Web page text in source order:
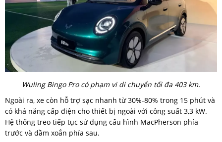
Wuling Bingo Pro có phạm vi di chuyển tối đa 403 km.
Ngoài ra, xe còn hỗ trợ sạc nhanh từ 30%-80% trong 15 phút và
có khả năng cấp điện cho thiết bị ngoài với công suất 3,3 kW.
Hệ thống treo tiếp tục sử dụng cấu hình MacPherson phía
trước và dầm xoắn phía sau.